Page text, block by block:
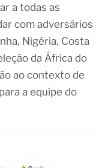
a todas as
com adversários
Nigéria, Costa
da África do
ao contexto de
a equipe do